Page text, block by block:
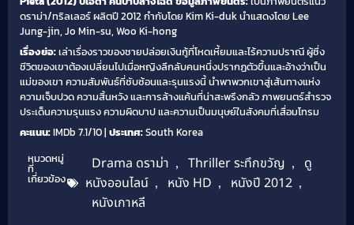
ดราม่า/ทริลเลอร์ ผลิตปี 2012 กำกับโดย Kim Ki-duk นำแสดงโดย Lee
Jung-jin, Jo Min-su, Woo Ki-hong
เรื่องย่อ:เล่าเรื่องราวของชายปล่อยเงินกู้ที่โหดเหี้ยมและไร้ความปราณี ผู้ซึ่ง
ชีวิตของเขาต้องเปลี่ยนไปเมื่อหญิงลึกลับคนหนึ่งปรากฏตัวขึ้นและอ้างว่าเป็น
แม่ของเขา ความสัมพันธ์ที่ซับซ้อนและรุนแรงนี้ นำพาพวกเขาสู่เส้นทางแห่ง
ความเจ็บปวด ความสิ้นหวัง และการล้างแค้นที่น่าสะพรึงกลัว ภาพยนตร์สำรวจ
ประเด็นความรุนแรง ความผิดบาป และความเป็นมนุษย์ในสังคมที่เสื่อมโทรม
คะแนน:IMDb 7.1/10 | ประเทศ:South Korea
หมวดหมู่
ที่
เกี่ยวข้อง
Drama ดราม่า , Thriller ระทึกขวัญ ,
ดู
หนังออนไลน์ , หนัง HD , หนังปี 2012 ,
หนังเกาหลี